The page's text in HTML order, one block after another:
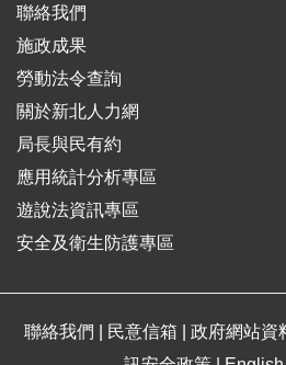
聯絡我們
施政成果
勞動法令查詢
關於新北人力網
局長與民有約
應用統計分析專區
遊說法資訊專區
安全及衛生防護專區
聯絡我們 民意信箱 政府網站資